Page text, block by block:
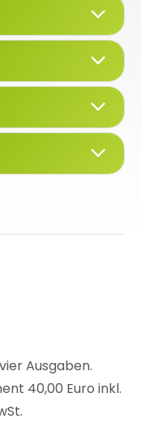
Ausgaben.
40,00 Euro inkl.